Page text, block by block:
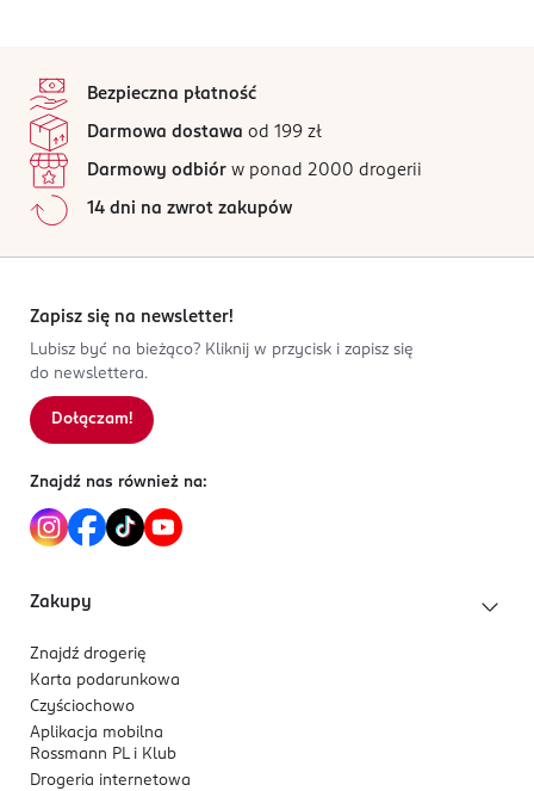
Bezpieczna płatność
Darmowa dostawa od 199 zł
Darmowy odbiór w ponad 2000 drogerii
14 dni na zwrot zakupów
Zapisz się na newsletter!
Lubisz być na bieżąco? Kliknij w przycisk i zapisz się
do newslettera.
Dołączam!
Znajdź nas również na:
Zakupy
Znajdź drogerię
Karta podarunkowa
Czyściochowo
Aplikacja mobilna
Rossmann PL i Klub
Drogeria internetowa